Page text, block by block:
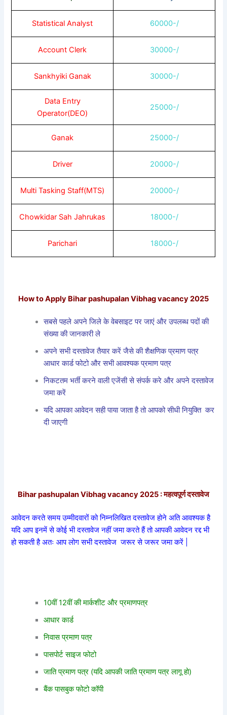
Statistical Analyst 60000-/
Account Clerk 30000-/
Sankhyiki Ganak 30000-/
Data Entry
Operator(DEO)
25000-/
Ganak 25000-/
Driver 20000-/
Multi Tasking Staff(MTS) 20000-/
Chowkidar Sah Jahrukas 18000-/
Parichari 18000-/
How to Apply Bihar pashupalan Vibhag vacancy 2025
सबसे पहले अपने जिले के वेबसाइट पर जाएं और उपलब्ध पदों की
संख्या की जानकारी ले
अपने सभी दस्तावेज तैयार करें जैसे की शैक्षणिक प्रमाण पत्र
आधार कार्ड फोटो और सभी आवश्यक प्रमाण पत्र
निकटतम भर्ती करने वाली एजेंसी से संपर्क करे और अपने दस्तावेज
जमा करें
यदि आपका आवेदन सही पाया जाता है तो आपको सीधी नियुक्ति कर
दी जाएगी
Bihar pashupalan Vibhag vacancy 2025 :महत्वपूर्ण दस्तावेज
आवेदन करते समय उम्मीदवारों को निम्नलिखित दस्तावेज होने अति आवश्यक है
यदि आप इनमें से कोई भी दस्तावेज नहीं जमा करते हैं तो आपकी आवेदन रद्द भी
हो सकती है अतः आप लोग सभी दस्तावेज जरूर से जरूर जमा करें |
10वीं 12वीं की मार्कशीट और प्रमाणपत्र
आधार कार्ड
निवास प्रमाण पत्र
पासपोर्ट साइज फोटो
जाति प्रमाण पत्र (यदि आपकी जाति प्रमाण पत्र लागू हो)
बैंक पासबुक फोटो कॉपी